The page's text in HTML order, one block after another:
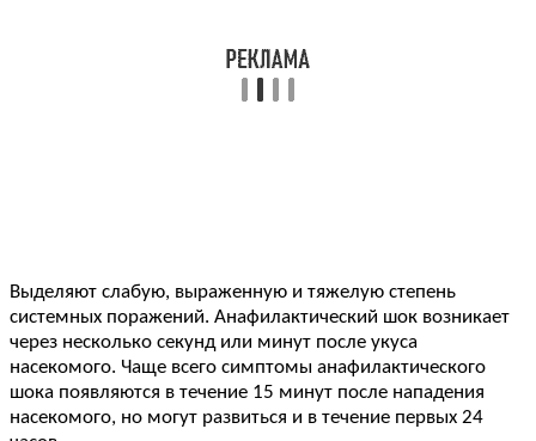
Выделяют слабую, выраженную и тяжелую степень
системных поражений. Анафилактический шок возникает
через несколько секунд или минут после укуса
насекомого. Чаще всего симптомы анафилактического
шока появляются в течение 15 минут после нападения
насекомого, но могут развиться и в течение первых 24